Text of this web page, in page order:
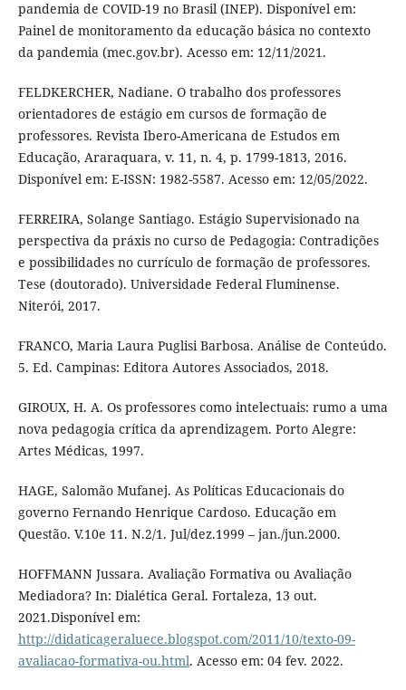
pandemia de COVID-19 no Brasil (INEP). Disponível em:
Painel de monitoramento da educação básica no contexto
da pandemia (mec.gov.br). Acesso em: 12/11/2021.
FELDKERCHER, Nadiane. O trabalho dos professores
orientadores de estágio em cursos de formação de
professores. Revista Ibero-Americana de Estudos em
Educação, Araraquara, v. 11, n. 4, p. 1799-1813, 2016.
Disponível em: E-ISSN: 1982-5587. Acesso em: 12/05/2022.
FERREIRA, Solange Santiago. Estágio Supervisionado na
perspectiva da práxis no curso de Pedagogia: Contradições
e possibilidades no currículo de formação de professores.
Tese (doutorado). Universidade Federal Fluminense.
Niterói, 2017.
FRANCO, Maria Laura Puglisi Barbosa. Análise de Conteúdo.
5. Ed. Campinas: Editora Autores Associados, 2018.
GIROUX, H. A. Os professores como intelectuais: rumo a uma
nova pedagogia crítica da aprendizagem. Porto Alegre:
Artes Médicas, 1997.
HAGE, Salomão Mufanej. As Políticas Educacionais do
governo Fernando Henrique Cardoso. Educação em
Questão. V.10e 11. N.2/1. Jul/dez.1999 – jan./jun.2000.
HOFFMANN Jussara. Avaliação Formativa ou Avaliação
Mediadora? In: Dialética Geral. Fortaleza, 13 out.
2021.Disponível em:
http://didaticageraluece.blogspot.com/2011/10/texto-09-
avaliacao-formativa-ou.html. Acesso em: 04 fev. 2022.